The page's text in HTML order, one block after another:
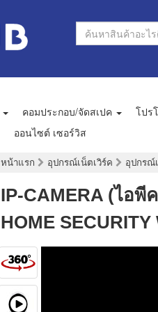
คอมประกอบ/จัดสเปค โปร
ออนไซต์ เซอร์วิส
หน้าแรก อุปกรณ์เน็ตเวิร์ค อุปกรณ์
IP-CAMERA (ไอพี
HOME